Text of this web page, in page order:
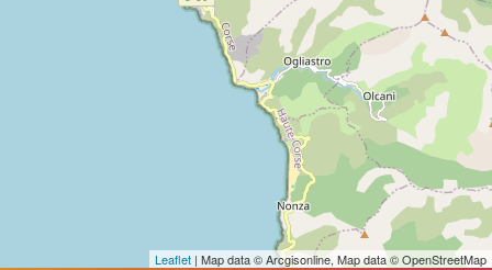
Leaflet | Map data © Arcgisonline, Map data © OpenStreetMap